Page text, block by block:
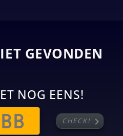
GEVONDEN
NOG EENS!
CHECK! chevron_right